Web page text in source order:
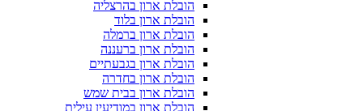
הובלת ארון בהרצליה
הובלת ארון בלוד
הובלת ארון ברמלה
הובלת ארון ברעננה
הובלת ארון בגבעתיים
הובלת ארון בחדרה
הובלת ארון בבית שמש
הובלת ארון במודיעין עילית